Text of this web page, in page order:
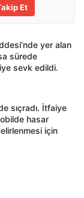
Et
yer alan
sürede
sevk edildi.
sıçradı. İtfaiye
hasar
için